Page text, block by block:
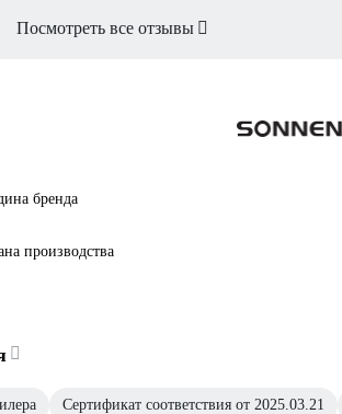
Посмотреть все отзывы
бренда
производства
Сертификат соответствия от 2025.03.21